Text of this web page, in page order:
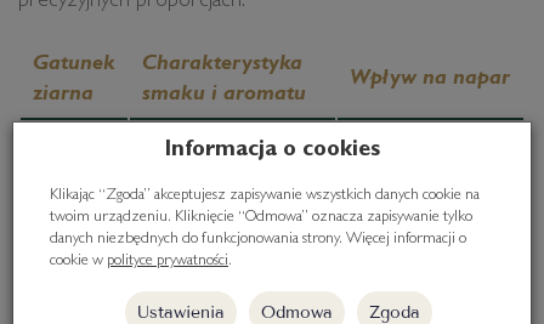
Gatunek
ziarna
Charakterystyka
smaku i aromatu
Wpływ na napar
Arabika
Delikatność,
kwasowość oraz
bogaty profil z
nutami kwiatów czy
owoców
łagodny i
szlachetny
Informacja o cookies
Klikając “Zgoda” akceptujesz zapisywanie wszystkich danych cookie na
twoim urządzeniu. Kliknięcie “Odmowa” oznacza zapisywanie tylko
danych niezbędnych do funkcjonowania strony. Więcej informacji o
cookie w polityce prywatności.
Ustawienia Odmowa Zgoda